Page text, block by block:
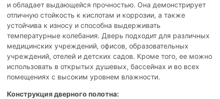
и обладает выдающейся прочностью. Она демонстрирует
отличную стойкость к кислотам и коррозии, а также
устойчива к износу и способна выдерживать
температурные колебания. Дверь подходит для различных
медицинских учреждений, офисов, образовательных
учреждений, отелей и детских садов. Кроме того, ее можно
использовать в открытых душевых, бассейнах и во всех
помещениях с высоким уровнем влажности.
Конструкция дверного полотна: